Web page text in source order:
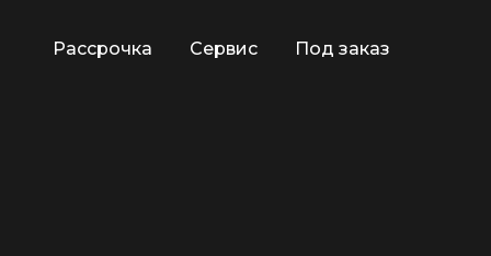
Рассрочка Сервис Под заказ